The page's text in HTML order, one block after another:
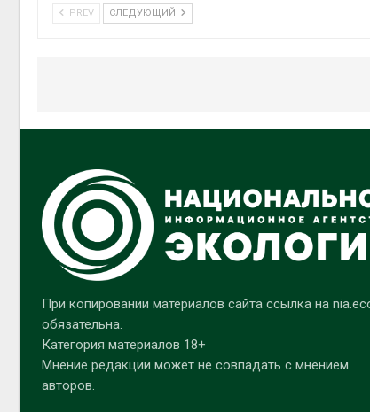
PREV СЛЕДУЮЩИЙ
При копировании материалов сайта ссылка на
обязательна.
Категория материалов 18+
Мнение редакции может не совпадать с мнением
авторов.